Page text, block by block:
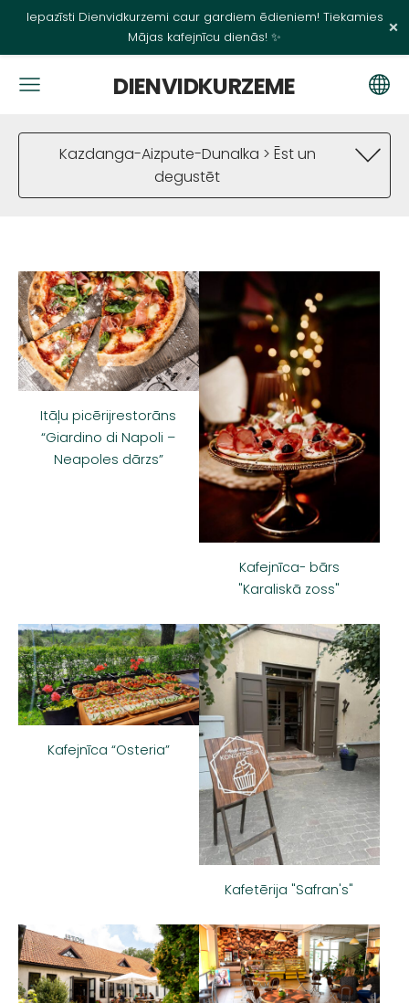
Iepazīsti Dienvidkurzemi caur gardiem ēdieniem! Tiekamies
Mājas kafejnīcu dienās! ✨
×
DIENVIDKURZEME
Kazdanga-Aizpute-Dunalka > Ēst un
degustēt
Itāļu picērijrestorāns
“Giardino di Napoli –
Neapoles dārzs”
Kafejnīca- bārs
"Karaliskā zoss"
Kafejnīca “Osteria”
Kafetērija "Safran's"